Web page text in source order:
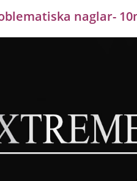
naglar-